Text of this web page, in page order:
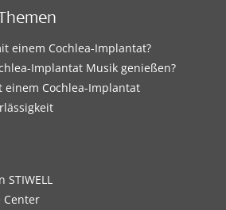
einem Cochlea-Implantat?
Implantat Musik genießen?
einem Cochlea-Implantat
Center